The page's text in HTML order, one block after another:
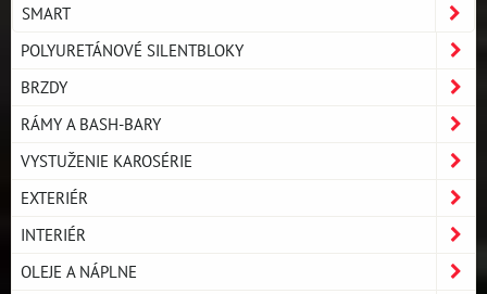
SMART
POLYURETÁNOVÉ SILENTBLOKY
BRZDY
RÁMY A BASH-BARY
VYSTUŽENIE KAROSÉRIE
EXTERIÉR
INTERIÉR
OLEJE A NÁPLNE